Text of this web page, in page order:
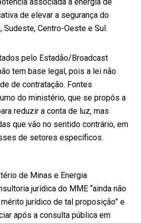
de elevar a segurança do
Centro-Oeste e Sul.
pelo Estadão/Broadcast
tem base legal, pois a lei não
de contratação. Fontes
do ministério, que se propôs a
reduzir a conta de luz, mas
que vão no sentido contrário, em
de setores específicos.
de Minas e Energia
jurídica do MME “ainda não
jurídico de tal proposição” e
após a consulta pública em